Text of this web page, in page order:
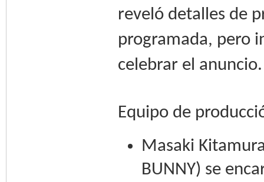
reveló detalles de
programada, pero
celebrar el anuncio.
Equipo de
Masaki
BUNNY) se